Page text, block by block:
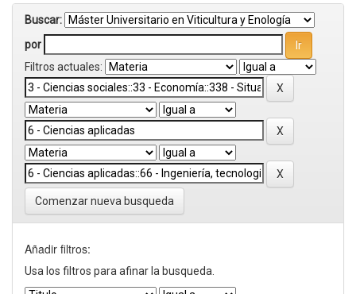
Buscar:
por
Filtros actuales:
Comenzar nueva busqueda
Añadir filtros:
Usa los filtros para afinar la busqueda.